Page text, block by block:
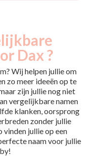
Dax ?
Wij helpen jullie om
zo meer ideeën op te
zijn jullie nog niet
vergelijkbare namen
klanken, oorsprong
zonder jullie
vinden jullie op een
naam voor jullie